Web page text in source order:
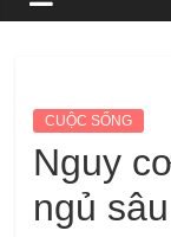
CUỘC SỐNG
Nguy
ngủ sâu